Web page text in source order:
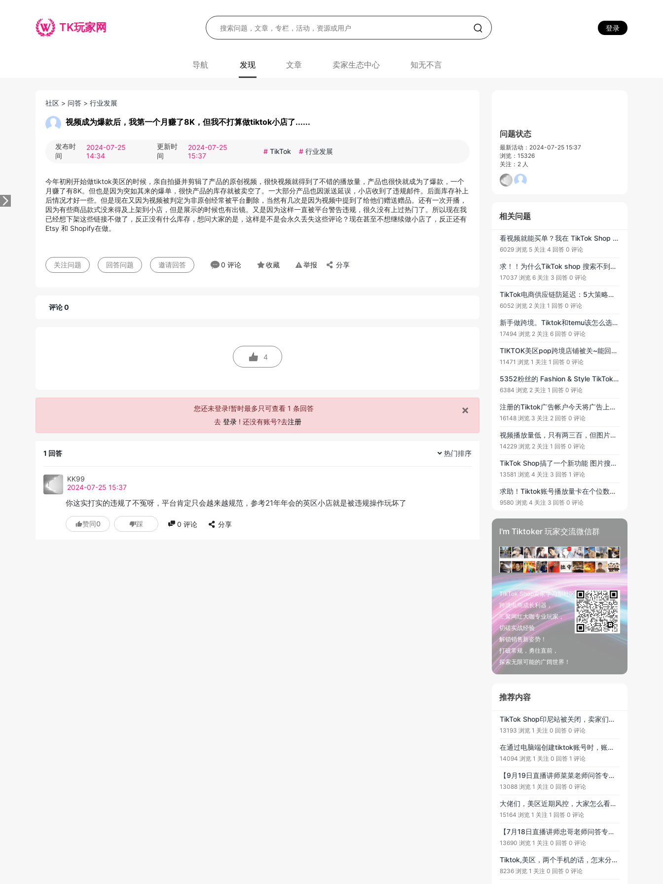
TK玩家网 登录
导航 发现 文章 卖家生态中心 知无不言
社区 > 问答 > 行业发展
视频成为爆款后，我第一个月赚了8K，但我不打算做tiktok小店了......
发布时
间
2024-07-25
14:34
更新时
间
2024-07-25
15:37
# TikTok # 行业发展
今年初刚开始做tiktok美区的时候，亲自拍摄并剪辑了产品的原创视频，很快视频就得到了不错的播放量，产品也很快就成为了爆款，一个
月赚了有8K。但也是因为突如其来的爆单，很快产品的库存就被卖空了。一大部分产品也因派送延误，小店收到了违规邮件。后面库存补上
后情况才好一些。但是现在又因为视频被判定为非原创经常被平台删除，当然有几次是因为视频中提到了给他们赠送赠品。还有一次开播，
因为有些商品款式没来得及上架到小店，但是展示的时候也有出镜。又是因为这样一直被平台警告违规，很久没有上过热门了。所以现在我
已经想下架这些链接不做了，反正没有什么库存，想问大家的是，这样是不是会永久丢失这些评论？现在甚至不想继续做小店了，反正还有
Etsy 和 Shopify在做。
关注问题 回答问题 邀请回答 0 评论 收藏 举报 分享
评论 0
4
×
您还未登录!暂时最多只可查看 1 条回答
去 登录 ! 还没有账号?去注册
1 回答 热门排序
KK99
2024-07-25 15:37
你这实打实的违规了不冤呀，平台肯定只会越来越规范，参考21年年会的英区小店就是被违规操作玩坏了
赞同0 踩 0 评论 分享
问题状态
最新活动：2024-07-25 15:37
浏览：15326
关注：2 人
相关问题
看视频就能买单？我在 TikTok Shop 的起势日记
6029 浏览 5 关注 4 回答 0 评论
求！！为什么TikTok shop 搜索不到自己的产品？没有自然流量，没有自然出单！
17037 浏览 6 关注 3 回答 0 评论
TikTok电商供应链防延迟：5大策略打造韧性，提升店铺表现
6052 浏览 2 关注 1 回答 0 评论
新手做跨境。Tiktok和temu该怎么选择？
17494 浏览 2 关注 6 回答 0 评论
TIKTOK美区pop跨境店铺被关~能回款吗？
11471 浏览 1 关注 1 回答 0 评论
5352粉丝的 Fashion & Style TikTok 账号出售，是真正的入口吗？
6384 浏览 2 关注 1 回答 0 评论
注册的Tiktok广告帐户今天将广告上传，结果就通知我的账户被永久暂停了，显示的是有可疑的活动？
16148 浏览 3 关注 2 回答 0 评论
视频播放量低，只有两三百，但图片播放量大部分都是3000往上的，是什么原因呢？
14229 浏览 2 关注 1 回答 0 评论
TikTok Shop搞了一个新功能 图片搜索 ，随手一拍或者上传图片，就可以找到类似产品，我们卖家要怎么利用这个功能
13581 浏览 4 关注 3 回答 1 评论
求助！Tiktok账号播放量卡在个位数有时候甚至0播放#TikTok #TikTok账号
9580 浏览 4 关注 3 回答 0 评论
I'm Tiktoker 玩家交流微信群
TikTok Shop卖家学习型社区
跨境电商成长利器，
汇聚网红大咖专业玩家，
切磋实战经验
解锁销售新姿势！
打破常规，勇往直前，
探索无限可能的广阔世界！
推荐内容
TikTok Shop印尼站被关闭，卖家们何去何从？
13193 浏览 1 关注 0 回答 0 评论
在通过电脑端创建tiktok账号时，账号的所属地区是如何确定的呢？
14094 浏览 1 关注 0 回答 1 评论
【9月19日直播讲师菜菜老师问答专贴】提问范围：单视频带货13万单之TikTok短视频爆品全链路解析 #有关的各类问题，欢迎大家踊跃提问, 老师会在直播中为大家解答!
13088 浏览 1 关注 0 回答 0 评论
大佬们，美区近期风控，大家怎么看，吃不上饭了快
15164 浏览 1 关注 1 回答 0 评论
【7月18日直播讲师忠哥老师问答专贴】提问范围：解析TikTok 马来和印尼直播电商 #有关的各类问题，欢迎大家踊跃提问, 老师会在直播中为大家解答!
13690 浏览 1 关注 0 回答 0 评论
Tiktok,美区，两个手机的话，怎末分配使用呀，做家具
8236 浏览 1 关注 0 回答 0 评论